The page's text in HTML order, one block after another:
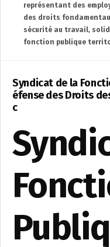
représentant des
des droits
sécurité au travail,
fonction publique
Syndicat de la
éfense des Droits
c